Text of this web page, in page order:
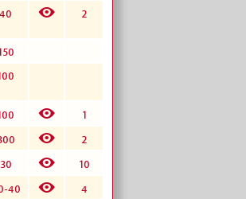
40 E 2
E 1
E 2
30 E 10
40 E 4